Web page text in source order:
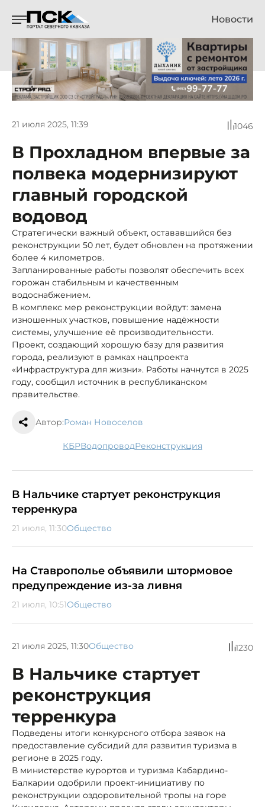
Новости
21 июля 2025, 11:39 1046
В Прохладном впервые за
полвека модернизируют
главный городской
водовод
Стратегически важный объект, остававшийся без
реконструкции 50 лет, будет обновлен на протяжении
более 4 километров.
Запланированные работы позволят обеспечить всех
горожан стабильным и качественным
водоснабжением.
В комплекс мер реконструкции войдут: замена
изношенных участков, повышение надёжности
системы, улучшение её производительности.
Проект, создающий хорошую базу для развития
города, реализуют в рамках нацпроекта
«Инфраструктура для жизни». Работы начнутся в 2025
году, сообщил источник в республиканском
правительстве.
Автор:Роман Новоселов
КБР водопровод реконструкция
В Нальчике стартует реконструкция
терренкура
21 июля, 11:30Общество
На Ставрополье объявили штормовое
предупреждение из-за ливня
21 июля, 10:51Общество
21 июля 2025, 11:30Общество 1230
В Нальчике стартует
реконструкция
терренкура
Подведены итоги конкурсного отбора заявок на
предоставление субсидий для развития туризма в
регионе в 2025 году.
В министерстве курортов и туризма Кабардино-
Балкарии одобрили проект-инициативу по
реконструкции оздоровительной тропы на горе